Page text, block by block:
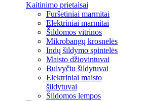
Kaitinimo prietaisai
Furšetiniai marmitai
Elektriniai marmitai
Šildomos vitrinos
Mikrobangų krosnelės
Indų šildymo spintelės
Maisto džiovintuvai
Bulvyčiu šildytuvai
Elektriniai maisto
šildytuvai
Šildomos lempos